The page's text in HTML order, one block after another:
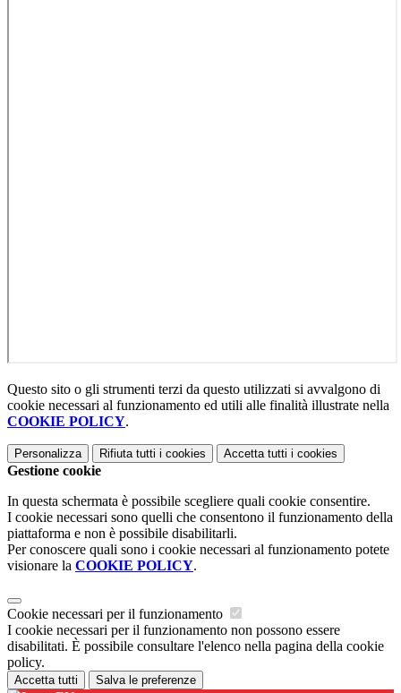
Questo sito o gli strumenti terzi da questo utilizzati si avvalgono di
cookie necessari al funzionamento ed utili alle finalità illustrate nella
COOKIE POLICY.
Personalizza Rifiuta tutti i cookies Accetta tutti i cookies
Gestione cookie
In questa schermata è possibile scegliere quali cookie consentire.
I cookie necessari sono quelli che consentono il funzionamento della
piattaforma e non è possibile disabilitarli.
Per conoscere quali sono i cookie necessari al funzionamento potete
visionare la COOKIE POLICY.
Cookie necessari per il funzionamento
I cookie necessari per il funzionamento non possono essere
disabilitati. È possibile consultare l'elenco nella pagina della cookie
policy.
Accetta tutti Salva le preferenze